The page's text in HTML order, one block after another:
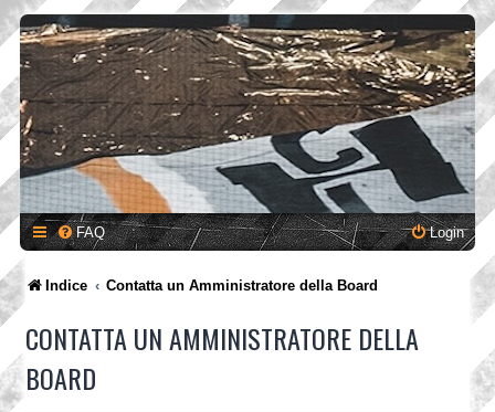
FAQ Login
Indice Contatta un Amministratore della Board
CONTATTA UN AMMINISTRATORE DELLA
BOARD